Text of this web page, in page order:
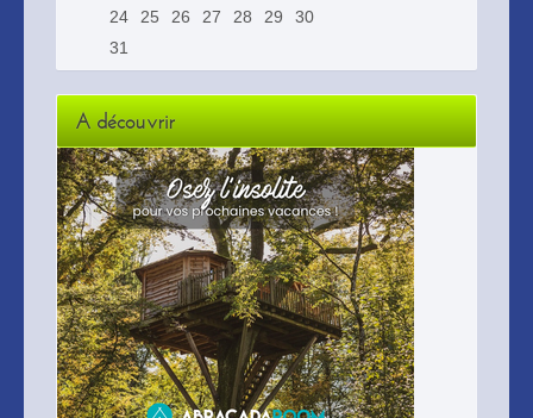
24
25 26 27 28 29
30
31
A découvrir